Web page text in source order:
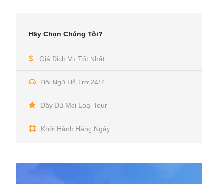
Hãy Chọn Chúng Tôi?
Giá Dịch Vụ Tốt Nhất
Đội Ngũ Hỗ Trợ 24/7
Đầy Đủ Mọi Loại Tour
Khởi Hành Hàng Ngày